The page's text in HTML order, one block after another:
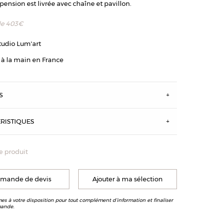
Conique 15 cm - Finition vieux zinc et vieux fer rouillé
est livrée avec chaîne et pavillon.
403€
Lum'art
la main en France
produit
Ajouter à ma sélection
de devis
à votre disposition pour tout complément d’information et finaliser